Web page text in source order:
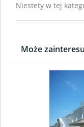
Niestety w tej
Może